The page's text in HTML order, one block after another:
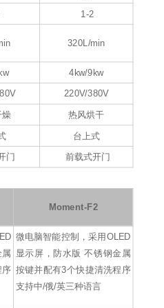
1-2
320L/min
4kw/9kw
220V/380V
燥 热风烘干
台上式
门 前载式开门
Moment-F2
序
微电脑智能控制，采用OLED
显示屏，防水版 不锈钢金属
按键并配有3个快捷清洗程序
支持中/俄/英三种语言